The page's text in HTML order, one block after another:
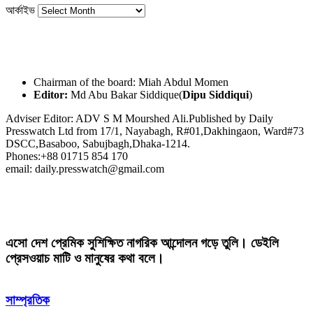
আর্কাইভ
Chairman of the board: Miah Abdul Momen
Editor: Md Abu Bakar Siddique(Dipu Siddiqui)
Adviser Editor: ADV S M Mourshed Ali.Published by Daily
Presswatch Ltd from 17/1, Nayabagh, R#01,Dakhingaon, Ward#73
DSCC,Basaboo, Sabujbagh,Dhaka-1214.
Phones:+88 01715 854 170
email: daily.presswatch@gmail.com
এসো দেশ প্রেমিক সুশিক্ষিত নাগরিক আন্দোলন গড়ে তুলি। ডেইলি
প্রেসওয়াচ মাটি ও মানুষের কথা বলে।
সাম্প্রতিক